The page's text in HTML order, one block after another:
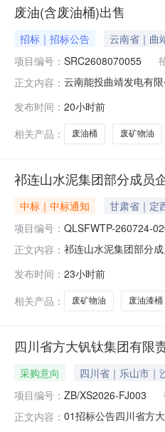
废油(含废油桶)出售
招标｜招标公告 云南省｜曲
项目编号： SRC2608070055
正文内容： 云南能投曲靖发电有
豁免管理废物出售废
歌
发布时间： 20小时前
相关产品：
废油桶 废矿物油
祁连山水泥集团部分成员
中标｜中标通知 甘肃省｜定
项目编号： QLSFWTP-260724-
正文内容： 祁连山水泥集团部分
标的名称单位中标供
盛绿城生态环
发布时间： 23小时前
相关产品：
废矿物油 废油漆桶
四川省方大钒钛集团有限
采购意向 四川省｜乐山市｜
项目编号： ZB/XS2026-FJ003
正文内容： 01招标公告四川省方